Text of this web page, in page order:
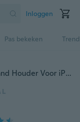
Inloggen
Pas bekeken
Universele Opvouwbare Telefoon Stand Houder Voor iPhone Samsung Xiaomi Kleurrijke V-vormige Smartphone Tablet PC Desktop Houder